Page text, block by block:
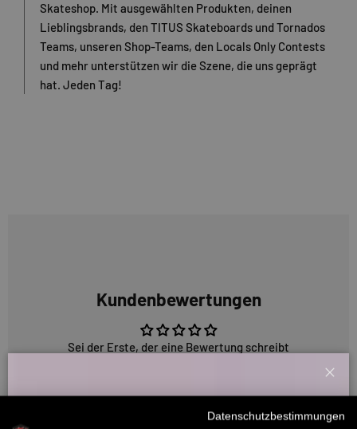
Skateshop. Mit ausgewählten Produkten, deinen
Lieblingsbrands, den TITUS Skateboards und Tornados
Teams, unseren Shop-Teams, den Locals Only Contests
und mehr unterstützen wir die Szene, die uns geprägt
hat. Jeden Tag!
Kundenbewertungen
Sei der Erste, der eine Bewertung schreibt
5315 Bewertungen
Willkommensbonus
Datenschutzbestimmungen